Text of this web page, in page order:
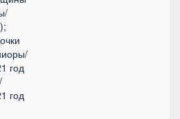
год
год